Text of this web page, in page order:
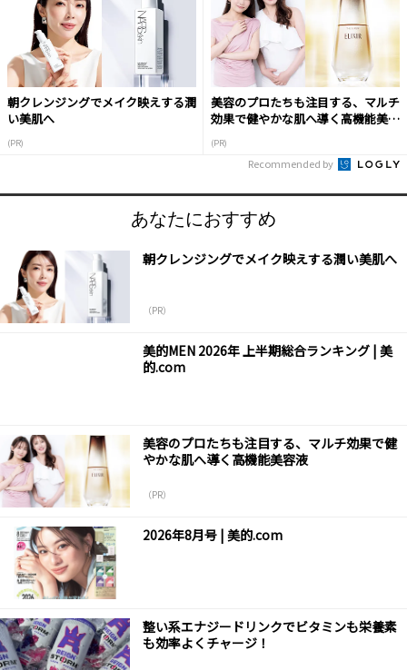
朝クレンジングでメイク映えする潤
い美肌へ
(PR)
美容のプロたちも注目する、マルチ
効果で健やかな肌へ導く高機能美容
(PR)
Recommended by
あなたにおすすめ
朝クレンジングでメイク映えする潤い美肌へ
（PR）
美的MEN 2026年 上半期総合ランキング | 美
的.com
美容のプロたちも注目する、マルチ効果で健
やかな肌へ導く高機能美容液
（PR）
2026年8月号 | 美的.com
整い系エナジードリンクでビタミンも栄養素
も効率よくチャージ！